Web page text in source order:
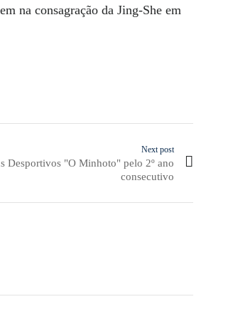
na consagração da Jing-She em
Next post
Desportivos "O Minhoto" pelo 2º ano
consecutivo